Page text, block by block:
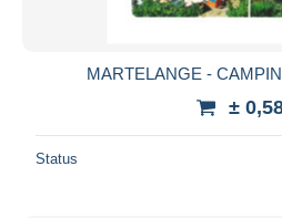
MARTELANGE -
±
Status